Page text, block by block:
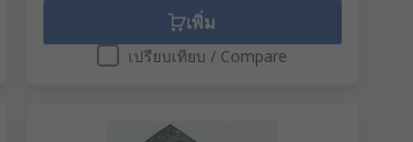
เพิ่ม
เปรียบเทียบ / Compare